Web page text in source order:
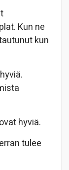
Kun ne
kun
hyviä.
tulee